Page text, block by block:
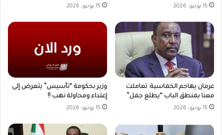
15 يونيو، 2026 15 يونيو، 2026
عرمان يهاجم الخماسية: تعاملت
معنا بمنطق الباب “يطلع جمل”
15 يونيو، 2026
وزير بحكومة “تأسيس” يتعرض إلى
إعتداء ومحاولة نهب !!
15 يونيو، 2026